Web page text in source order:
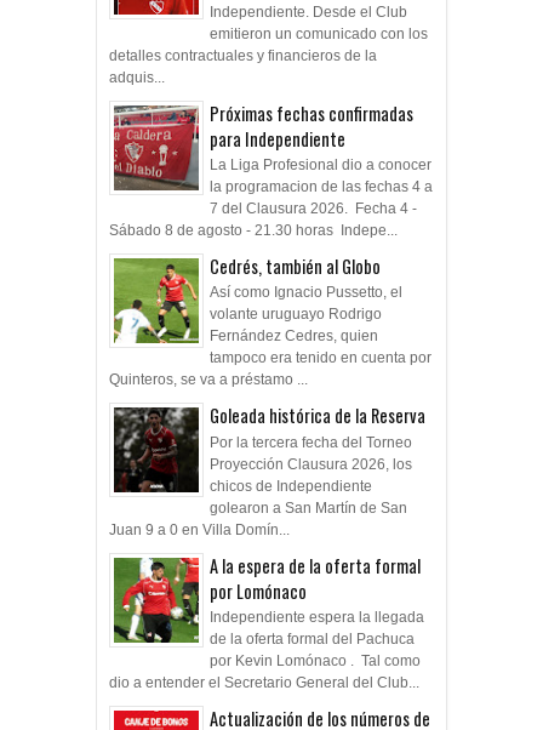
Independiente. Desde el Club
emitieron un comunicado con los
detalles contractuales y financieros de la
adquis...
Próximas fechas confirmadas
para Independiente
La Liga Profesional dio a conocer
la programacion de las fechas 4 a
7 del Clausura 2026. Fecha 4 -
Sábado 8 de agosto - 21.30 horas Indepe...
Cedrés, también al Globo
Así como Ignacio Pussetto, el
volante uruguayo Rodrigo
Fernández Cedres, quien
tampoco era tenido en cuenta por
Quinteros, se va a préstamo ...
Goleada histórica de la Reserva
Por la tercera fecha del Torneo
Proyección Clausura 2026, los
chicos de Independiente
golearon a San Martín de San
Juan 9 a 0 en Villa Domín...
A la espera de la oferta formal
por Lomónaco
Independiente espera la llegada
de la oferta formal del Pachuca
por Kevin Lomónaco . Tal como
dio a entender el Secretario General del Club...
Actualización de los números de